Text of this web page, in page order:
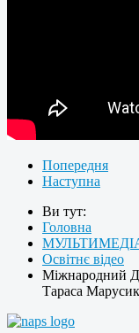
Попередня
Наступна
Ви тут:
Головна
Освітнє відео
Міжнародний
Тараса